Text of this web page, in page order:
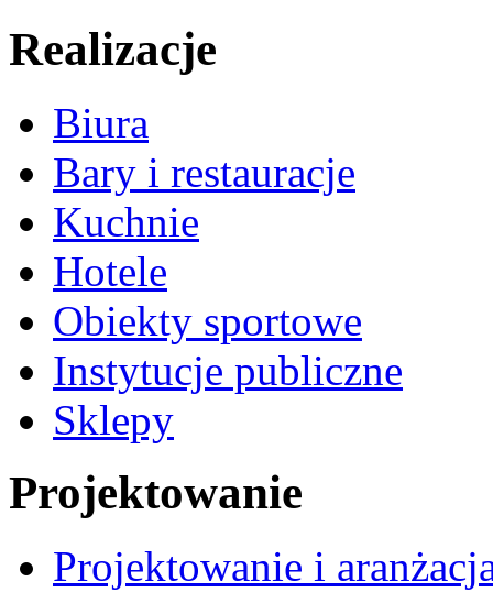
Realizacje
Biura
Bary i restauracje
Kuchnie
Hotele
Obiekty sportowe
Instytucje publiczne
Sklepy
Projektowanie
Projektowanie i